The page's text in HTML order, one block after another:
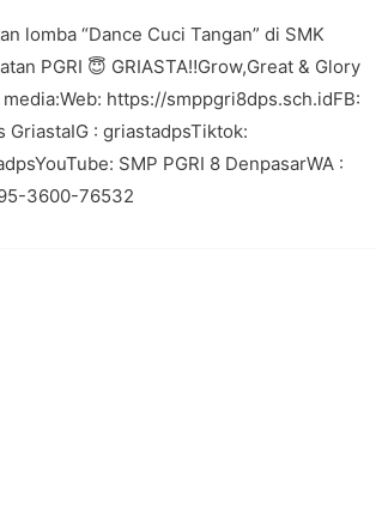
lomba “Dance Cuci Tangan” di SMK
PGRI 😇 GRIASTA‼️Grow,Great & Glory
media:Web: https://smppgri8dps.sch.idFB:
GriastaIG : griastadpsTiktok:
SMP PGRI 8 DenpasarWA :
3600-76532